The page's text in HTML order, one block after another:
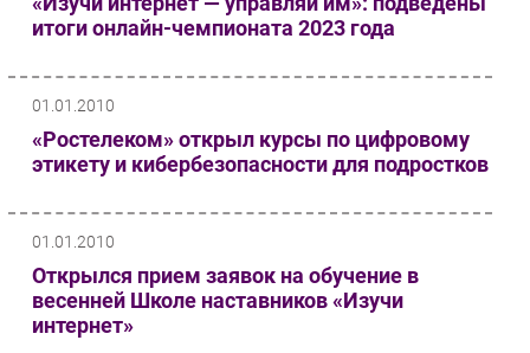
итоги онлайн-чемпионата 2023 года
01.01.2010
«Ростелеком» открыл курсы по цифровому
этикету и кибербезопасности для подростков
01.01.2010
Открылся прием заявок на обучение в
весенней Школе наставников «Изучи
интернет»